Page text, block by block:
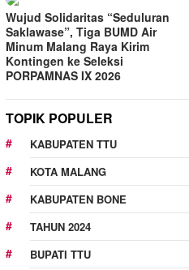
Wujud Solidaritas “Seduluran
Saklawase”, Tiga BUMD Air
Minum Malang Raya Kirim
Kontingen ke Seleksi
PORPAMNAS IX 2026
TOPIK POPULER
KABUPATEN TTU
KOTA MALANG
KABUPATEN BONE
TAHUN 2024
BUPATI TTU